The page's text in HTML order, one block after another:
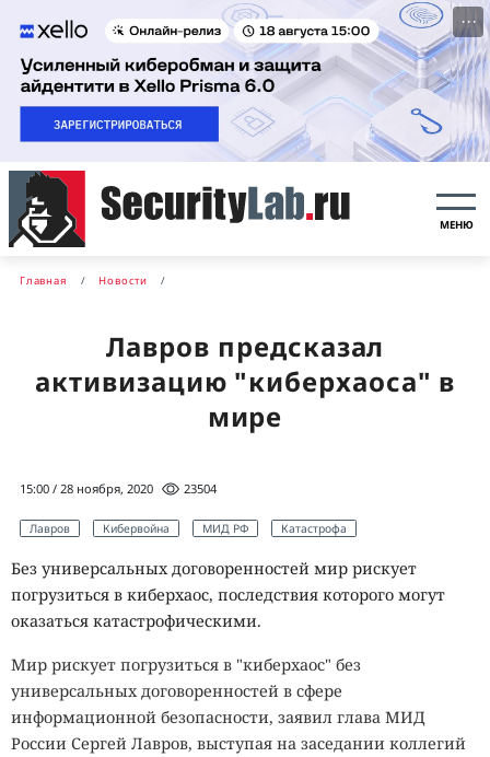
···
МЕНЮ
Главная Новости
Лавров предсказал
активизацию "киберхаоса" в
мире
15:00 / 28 ноября, 2020 23504
Лавров Кибервойна МИД РФ Катастрофа
Без универсальных договоренностей мир рискует
погрузиться в киберхаос, последствия которого могут
оказаться катастрофическими.
Мир рискует погрузиться в "киберхаос" без
универсальных договоренностей в сфере
информационной безопасности, заявил глава МИД
России Сергей Лавров, выступая на заседании коллегий